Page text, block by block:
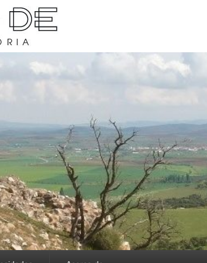
y su historia